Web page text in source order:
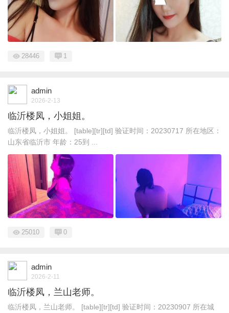
28446 1
admin
2026-2-13
临沂楼凤，小姐姐。
临沂楼凤，小姐姐。 [table][tr][td] 验证时间：20230717 所在地区：
山东省临沂市 年龄：25到 ...
25010 0
admin
2026-2-11
临沂楼凤，兰山老师。
临沂楼凤，兰山老师。 [table][tr][td] 验证时间：20230907 所在城